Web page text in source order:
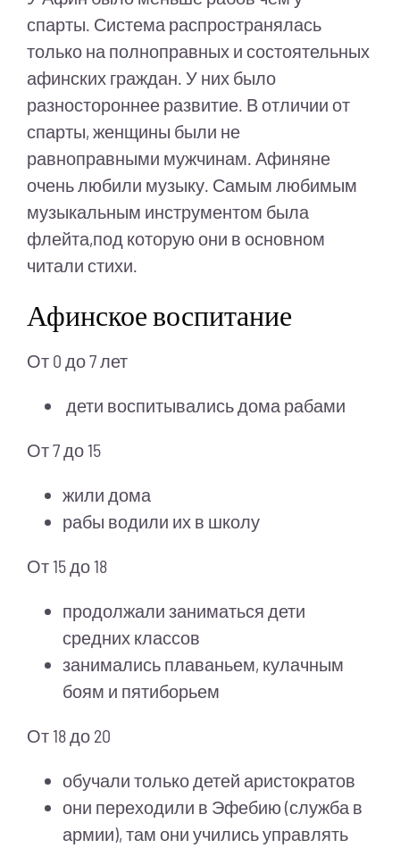
спарты. Система распространялась
только на полноправных и состоятельных
афинских граждан. У них было
разностороннее развитие. В отличии от
спарты, женщины были не
равноправными мужчинам. Афиняне
очень любили музыку. Самым любимым
музыкальным инструментом была
флейта,под которую они в основном
читали стихи.
Афинское воспитание
От 0 до 7 лет
дети воспитывались дома рабами
От 7 до 15
жили дома
рабы водили их в школу
От 15 до 18
продолжали заниматься дети
средних классов
занимались плаваньем, кулачным
боям и пятиборьем
От 18 до 20
обучали только детей аристократов
они переходили в Эфебию (служба в
армии), там они учились управлять